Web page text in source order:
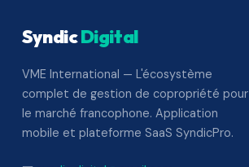
SyndicDigital
VME International — L'écosystème
complet de gestion de copropriété pour
le marché francophone. Application
mobile et plateforme SaaS SyndicPro.